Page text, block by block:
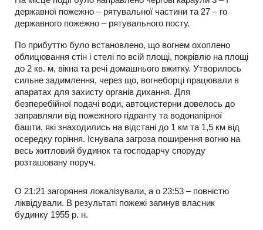
державної пожежно – рятувальної частини та 27 – го
державного пожежно – рятувального посту.
По прибуттю було встановлено, що вогнем охоплено
облицювання стін і стелі по всій площі, покрівлю на площі
до 2 кв. м, вікна та речі домашнього вжитку. Утворилось
сильне задимлення, через що, вогнеборці працювали в
апаратах для захисту органів дихання. Для
безперебійної подачі води, автоцистерни довелось до
заправляли від пожежного гідранту та водонапірної
башти, які знаходились на відстані до 1 км та 1,5 км від
осередку горіння. Існувала загроза поширення вогню на
весь житловий будинок та господарчу споруду
розташовану поруч.
О 21:21 загоряння локалізували, а о 23:53 – повністю
ліквідували. В результаті пожежі загинув власник
будинку 1955 р. н.